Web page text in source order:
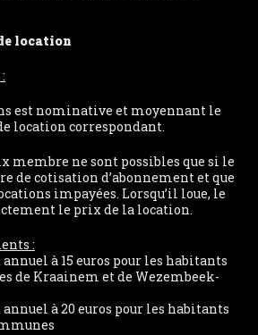
location
est nominative et moyennant le
location correspondant.
membre ne sont possibles que si le
de cotisation d’abonnement et que
impayées. Lorsqu’il loue, le
le prix de la location.
:
à 15 euros pour les habitants
de Kraainem et de Wezembeek-
à 20 euros pour les habitants